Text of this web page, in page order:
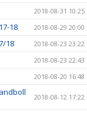
2018-08-31 10:25
18 2018-08-29 20:00
18 2018-08-23 23:22
2018-08-23 22:43
2018-08-20 16:48
2018-08-12 17:22